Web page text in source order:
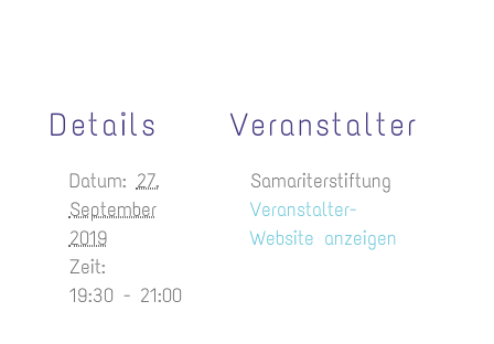
Details
Datum: 27.
September
2019
Zeit:
19:30 - 21:00
Veranstalter
Samariterstiftung
Veranstalter-
Website anzeigen